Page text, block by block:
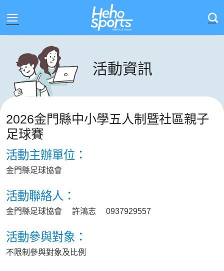
活動資訊
2026金門縣中小學五人制暨社區親子
足球賽
活動主辦單位：
金門縣足球協會
活動聯絡人：
金門縣足球協會 許鴻志 0937929557
活動參與對象：
不限制參與對象及比例